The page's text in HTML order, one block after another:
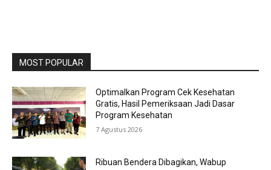
MOST POPULAR
Optimalkan Program Cek Kesehatan
Gratis, Hasil Pemeriksaan Jadi Dasar
Program Kesehatan
7 Agustus 2026
Ribuan Bendera Dibagikan, Wabup